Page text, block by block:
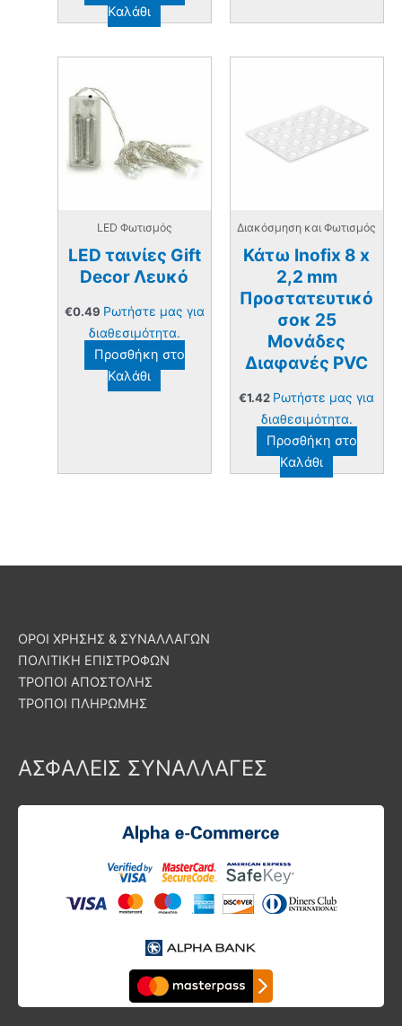
Καλάθι
LED Φωτισμός
LED ταινίες Gift
Decor Λευκό
€0.49 Ρωτήστε μας για
διαθεσιμότητα.
Προσθήκη στο
Καλάθι
Διακόσμηση και Φωτισμός
Κάτω Inofix 8 x
2,2 mm
Προστατευτικό
σοκ 25
Μονάδες
Διαφανές PVC
€1.42 Ρωτήστε μας για
διαθεσιμότητα.
Προσθήκη στο
Καλάθι
ΟΡΟΙ ΧΡΗΣΗΣ & ΣΥΝΑΛΛΑΓΩΝ
ΠΟΛΙΤΙΚΗ ΕΠΙΣΤΡΟΦΩΝ
ΤΡΟΠΟΙ ΑΠΟΣΤΟΛΗΣ
ΤΡΟΠΟΙ ΠΛΗΡΩΜΗΣ
ΑΣΦΑΛΕΙΣ ΣΥΝΑΛΛΑΓΕΣ